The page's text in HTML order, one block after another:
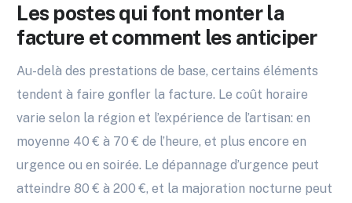
Les postes qui font monter la
facture et comment les anticiper
Au-delà des prestations de base, certains éléments
tendent à faire gonfler la facture. Le coût horaire
varie selon la région et l’expérience de l’artisan: en
moyenne 40 € à 70 € de l’heure, et plus encore en
urgence ou en soirée. Le dépannage d’urgence peut
atteindre 80 € à 200 €, et la majoration nocturne peut